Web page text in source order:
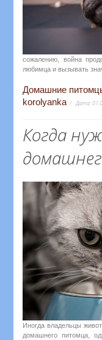
сожалению, война
любимца и вызывать
Домашние
korolyanka Дата:
Когда
Иногда владельцы
домашнего питомца,